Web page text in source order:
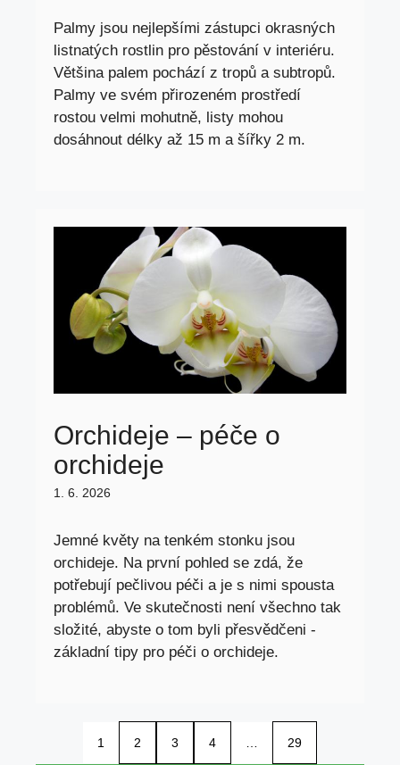
Palmy jsou nejlepšími zástupci okrasných
listnatých rostlin pro pěstování v interiéru.
Většina palem pochází z tropů a subtropů.
Palmy ve svém přirozeném prostředí
rostou velmi mohutně, listy mohou
dosáhnout délky až 15 m a šířky 2 m.
Orchideje – péče o
orchideje
1. 6. 2026
Jemné květy na tenkém stonku jsou
orchideje. Na první pohled se zdá, že
potřebují pečlivou péči a je s nimi spousta
problémů. Ve skutečnosti není všechno tak
složité, abyste o tom byli přesvědčeni -
základní tipy pro péči o orchideje.
1 2 3 4 29